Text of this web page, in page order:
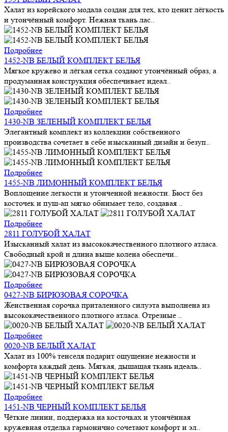
Халат из корейского модала создан для тех, кто ценит лёгкость
и утончённый комфорт. Нежная ткань лас..
Подробнее
1452-NB БЕЛЫЙ КОМПЛЕКТ БЕЛЬЯ
Мягкое кружево и лёгкая сетка создают утончённый образ, а
продуманная конструкция обеспечивает идеал..
Подробнее
1430-NB ЗЕЛЕНЫЙ КОМПЛЕКТ БЕЛЬЯ
Элегантный комплект из коллекции собственного
производства сочетает в себе изысканный дизайн и безуп..
Подробнее
1455-NB ЛИМОННЫЙ КОМПЛЕКТ БЕЛЬЯ
Воплощение легкости и утонченной нежности. Бюст без
косточек и пуш-ап мягко обнимает тело, создавая ..
Подробнее
2811 ГОЛУБОЙ ХАЛАТ
Изысканный халат из высококачественного плотного атласа.
Свободный крой и длина выше колена обеспечи..
Подробнее
0427-NB БИРЮЗОВАЯ СОРОЧКА
Женственная сорочка приталенного силуэта выполнена из
высококачественного плотного атласа. Отрезные ..
Подробнее
0020-NB БЕЛЫЙ ХАЛАТ
Халат из 100% тенселя подарит ощущение нежности и
комфорта каждый день. Мягкая, дышащая ткань идеаль..
Подробнее
1451-NB ЧЕРНЫЙ КОМПЛЕКТ БЕЛЬЯ
Чёткие линии, поддержка на косточках и утончённая
кружевная отделка гармонично сочетают комфорт и эл..